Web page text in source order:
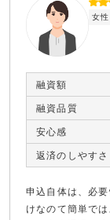
女性
融資額
融資品質
安心感
返済のしやすさ
申込自体は、必
けなのて簡単で